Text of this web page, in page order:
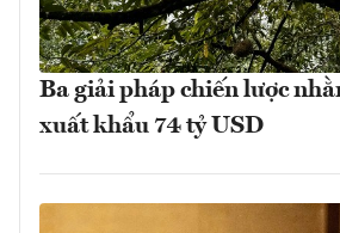
Ba giải pháp chiến lược
xuất khẩu 74 tỷ USD